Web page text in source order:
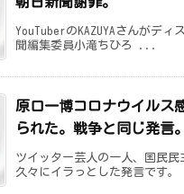
YouTuberのKAZUYAさんがデ
聞編集委員小滝ちひろ ...
原口一博コロナウイルス
られた。戦争と同じ発言。
ツイッター芸人の一人、国民民
久々にイラっとした発言です